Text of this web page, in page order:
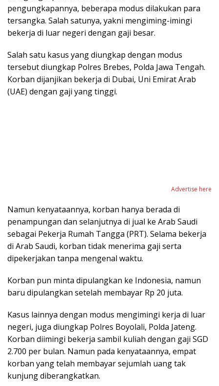
pengungkapannya, beberapa modus dilakukan para
tersangka. Salah satunya, yakni mengiming-imingi
bekerja di luar negeri dengan gaji besar.
Salah satu kasus yang diungkap dengan modus
tersebut diungkap Polres Brebes, Polda Jawa Tengah.
Korban dijanjikan bekerja di Dubai, Uni Emirat Arab
(UAE) dengan gaji yang tinggi.
Advertise here
Namun kenyataannya, korban hanya berada di
penampungan dan selanjutnya di jual ke Arab Saudi
sebagai Pekerja Rumah Tangga (PRT). Selama bekerja
di Arab Saudi, korban tidak menerima gaji serta
dipekerjakan tanpa mengenal waktu.
Korban pun minta dipulangkan ke Indonesia, namun
baru dipulangkan setelah membayar Rp 20 juta.
Kasus lainnya dengan modus mengimingi kerja di luar
negeri, juga diungkap Polres Boyolali, Polda Jateng.
Korban diimingi bekerja sambil kuliah dengan gaji SGD
2.700 per bulan. Namun pada kenyataannya, empat
korban yang telah membayar sejumlah uang tak
kunjung diberangkatkan.